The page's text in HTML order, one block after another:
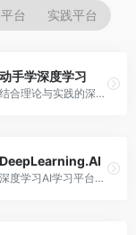
台 实践平台
动手学深度学习
结合理论与实践的深度学习教材，专注于代码驱动学习。面向学生和开发者，提供深度学习理论、代码实现、练习题等资源，学习体验好。
DeepLearning.AI
深度学习AI学习平台，由吴恩达创立。面向AI学习者，提供深度学习专项课程、AI新闻、技术社区等资源，课程质量权威。